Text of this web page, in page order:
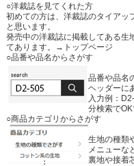
○洋裁誌を見てくれた方
初めての方は、洋裁誌のタイアッ
と思います。
発売中の洋裁誌に掲載してある生
てあります。
→トップページ
○品番や品名からさがす
品番や品名
ヘッダーに
入力例：
分検索でOK
○商品カテゴリからさがす
生地の種類
メニューな
裏地や接着